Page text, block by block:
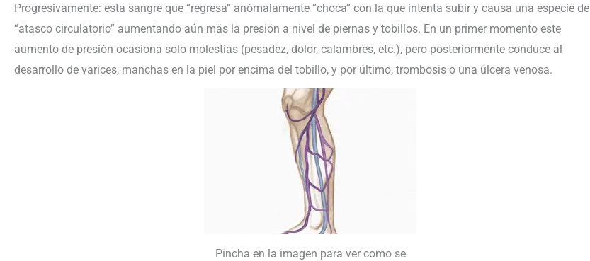
Progresivamente: esta sangre que “regresa” anómalamente “choca” con la que intenta subir y causa una especie de
“atasco circulatorio” aumentando aún más la presión a nivel de piernas y tobillos. En un primer momento este
aumento de presión ocasiona solo molestias (pesadez, dolor, calambres, etc.), pero posteriormente conduce al
desarrollo de varices, manchas en la piel por encima del tobillo, y por último, trombosis o una úlcera venosa.
Pincha en la imagen para ver como se